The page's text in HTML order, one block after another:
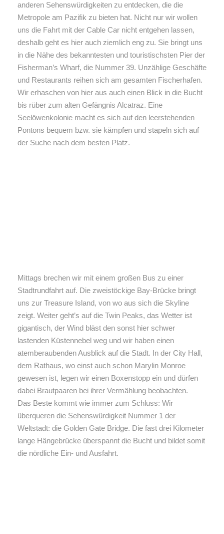
anderen Sehenswürdigkeiten zu entdecken, die die
Metropole am Pazifik zu bieten hat. Nicht nur wir wollen
uns die Fahrt mit der Cable Car nicht entgehen lassen,
deshalb geht es hier auch ziemlich eng zu. Sie bringt uns
in die Nähe des bekanntesten und touristischsten Pier der
Fisherman’s Wharf, die Nummer 39. Unzählige Geschäfte
und Restaurants reihen sich am gesamten Fischerhafen.
Wir erhaschen von hier aus auch einen Blick in die Bucht
bis rüber zum alten Gefängnis Alcatraz. Eine
Seelöwenkolonie macht es sich auf den leerstehenden
Pontons bequem bzw. sie kämpfen und stapeln sich auf
der Suche nach dem besten Platz.
Mittags brechen wir mit einem großen Bus zu einer
Stadtrundfahrt auf. Die zweistöckige Bay-Brücke bringt
uns zur Treasure Island, von wo aus sich die Skyline
zeigt. Weiter geht’s auf die Twin Peaks, das Wetter ist
gigantisch, der Wind bläst den sonst hier schwer
lastenden Küstennebel weg und wir haben einen
atemberaubenden Ausblick auf die Stadt. In der City Hall,
dem Rathaus, wo einst auch schon Marylin Monroe
gewesen ist, legen wir einen Boxenstopp ein und dürfen
dabei Brautpaaren bei ihrer Vermählung beobachten.
Das Beste kommt wie immer zum Schluss: Wir
überqueren die Sehenswürdigkeit Nummer 1 der
Weltstadt: die Golden Gate Bridge. Die fast drei Kilometer
lange Hängebrücke überspannt die Bucht und bildet somit
die nördliche Ein- und Ausfahrt.